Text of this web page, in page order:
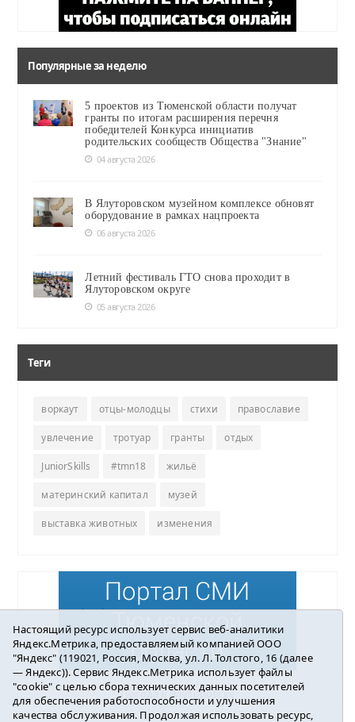
Популярные за неделю
5 проектов из Тюменской области получат
гранты по итогам расширения перечня
победителей Конкурса инициатив
родительских сообществ Общества "Знание"
04 августа 2026
В Ялуторовском музейном комплексе обновят
оборудование в рамках нацпроекта
06 августа 2026
Летний фестиваль ГТО снова проходит в
Ялуторовском округе
05 августа 2026
Теги
воркаут отцы-молодцы стихи православие
увлечение тротуар гранты отдых
JuniorSkills #tmn18 жильё
материнский капитал музей
выставка животных изменения
Погода в Ялуторовске
Настоящий ресурс использует сервис веб-аналитики
Яндекс.Метрика, предоставляемый компанией ООО
"Яндекс" (119021, Россия, Москва, ул. Л. Толстого, 16 (далее
— Яндекс)). Сервис Яндекс.Метрика использует файлы
"cookie" с целью сбора технических данных посетителей
для обеспечения работоспособности и улучшения
качества обслуживания. Продолжая использовать ресурс,